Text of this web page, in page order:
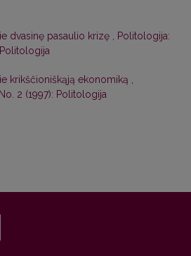
dvasinę pasaulio krizę
Politologija:
krikščioniškąją ekonomiką
2 (1997): Politologija